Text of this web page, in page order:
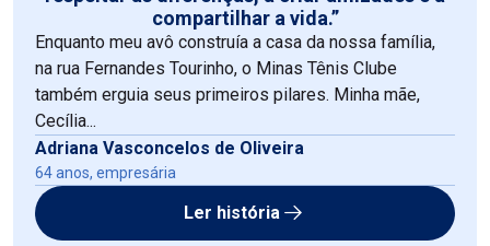
compartilhar a vida.”
Enquanto meu avô construía a casa da nossa família,
na rua Fernandes Tourinho, o Minas Tênis Clube
também erguia seus primeiros pilares. Minha mãe,
Cecília...
Adriana Vasconcelos de Oliveira
64 anos, empresária
Ler história